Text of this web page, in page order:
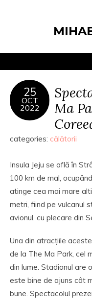
25
OCT
2022
Ma
categories: călătorii
Insula Jeju se află în
100 km de mal,
atinge cea mai mare
metri, fiind pe vulcanul
avionul, cu plecare din
Una din atracțiile
de la The Ma Park, cel
din lume. Stadionul are
este bine de ajuns cât
bune. Spectacolul